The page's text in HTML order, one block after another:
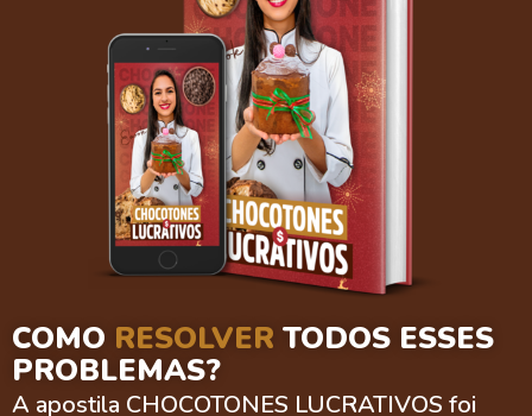
COMO RESOLVER TODOS ESSES
PROBLEMAS?
A apostila CHOCOTONES LUCRATIVOS foi